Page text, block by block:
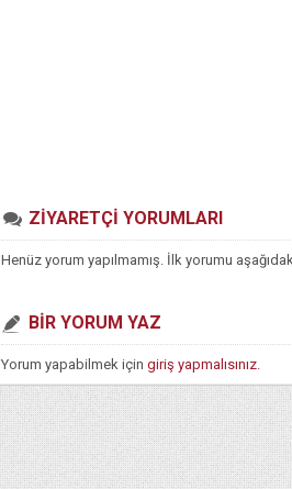
ZİYARETÇİ YORUMLARI
Henüz yorum yapılmamış. İlk yorumu
BİR YORUM YAZ
Yorum yapabilmek için giriş yapmalısınız